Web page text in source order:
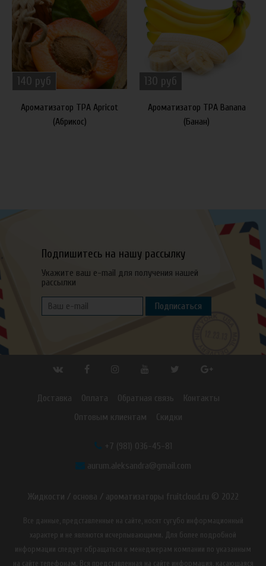
140 руб
Ароматизатор TPA Apricot
(Абрикос)
130 руб
Ароматизатор TPA Banana
(Банан)
Подпишитесь на нашу рассылку
Укажите ваш e-mail для получения нашей
рассылки
Подписаться
Доставка Оплата Обратная связь
Контакты
Оптовым клиентам
Скидки
+7 (981) 036-45-81
aurum.aleksandra@gmail.com
Жидкости / основа / ароматизаторы fruitcloud.ru © 2022
Все данные, представленные на сайте, носят сугубо информационный
характер и не являются исчерпывающими. Для более подробной
информации следует обращаться к менеджерам компании по указанным
на сайте телефонам. Вся представленная на сайте информация, касающаяся